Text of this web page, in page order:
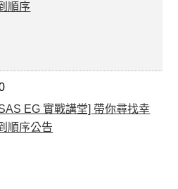
順序
EG 實戰講堂] 帶你尋找幸
順序公告